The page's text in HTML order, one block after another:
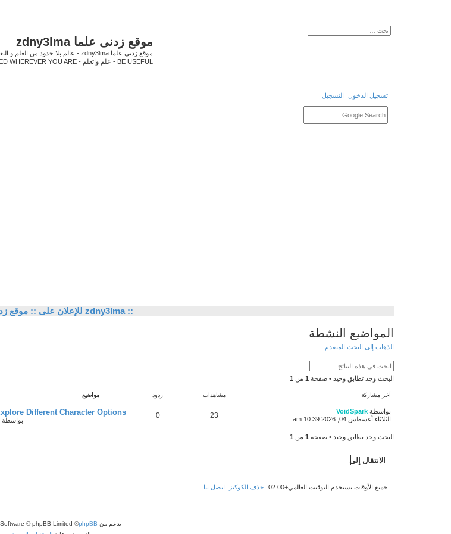
موقع زدنى علما zdny3lma
BE USEFUL - علم واتعلم - BE UPDATED - BE BLESSED WHEREVER YOU ARE
تسجيل الدخول التسجيل
للإعلان على :: موقع زدنى علما zdny3lma ::
المواضيع النشطة
الذهاب إلى البحث المتقدم
البحث وجد تطابق وحيد • صفحة 1 من 1
مواضيع ردود مشاهدات آخر مشاركة
Different Character Options
بواسطة
0 23 بواسطة VoidSpark
الثلاثاء أغسطس 04, 2026 10:39 am
البحث وجد تطابق وحيد • صفحة 1 من 1
الانتقال إلى
جميع الأوقات تستخدم التوقيت العالمي+02:00 حذف الكوكيز اتصل بنا
بدعم من phpBB
® Forum Software © phpBB Limited